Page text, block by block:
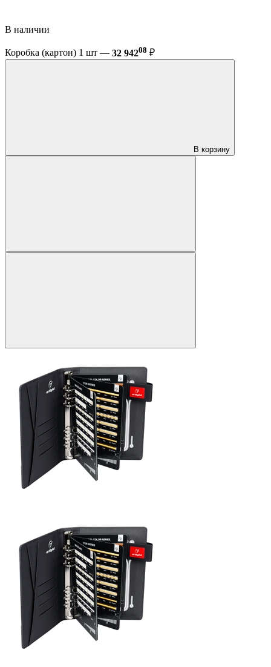
В наличии
Коробка (картон) 1 шт — 32 94208 ₽
В корзину